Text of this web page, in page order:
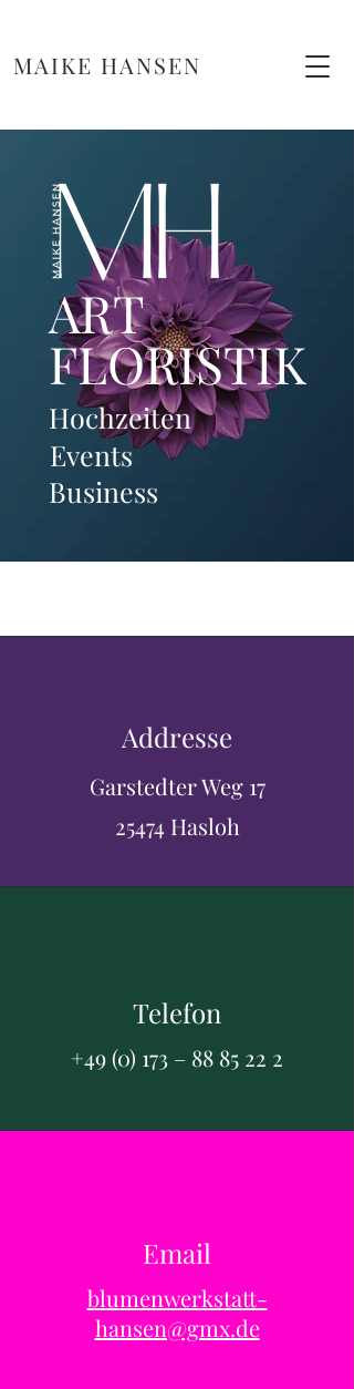
MAIKE HANSEN
ART
FLORISTIK
Hochzeiten
Events
Business
Addresse
Garstedter Weg 17
25474 Hasloh
Telefon
+49 (0) 173 – 88 85 22 2
Email
blumenwerkstatt-
hansen@gmx.de